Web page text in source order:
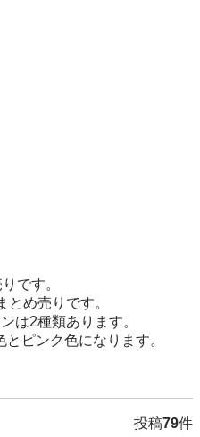
です。
め売りです。
は2種類あります。
ピンク色になります。
投稿79件